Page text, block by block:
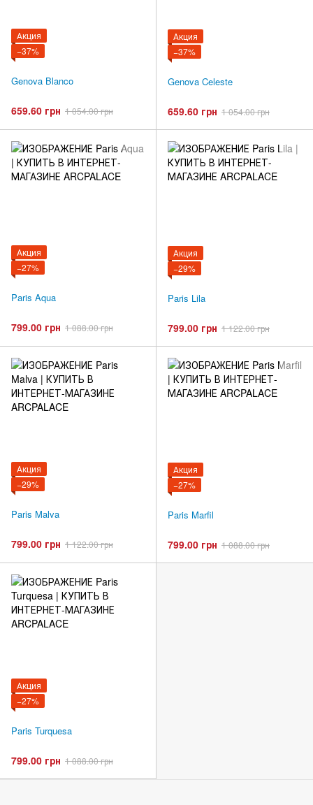
Акция
−37%
Genova Blanco
659.60 грн 1 054.00 грн
Акция
−37%
Genova Celeste
659.60 грн 1 054.00 грн
Акция
−27%
Paris Aqua
799.00 грн 1 088.00 грн
Акция
−29%
Paris Lila
799.00 грн 1 122.00 грн
Акция
−29%
Paris Malva
799.00 грн 1 122.00 грн
Акция
−27%
Paris Marfil
799.00 грн 1 088.00 грн
Акция
−27%
Paris Turquesa
799.00 грн 1 088.00 грн